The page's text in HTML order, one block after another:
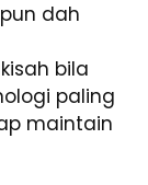
dah
bila
paling
maintain